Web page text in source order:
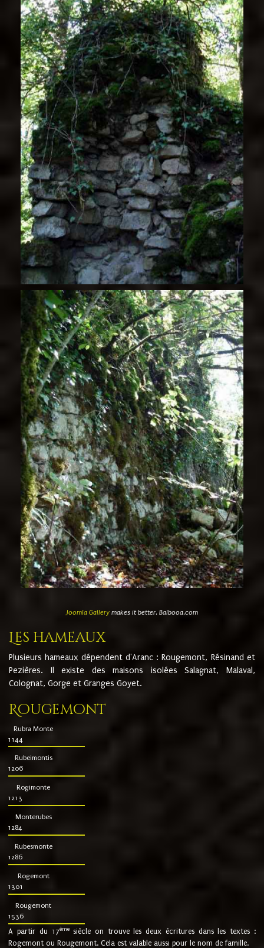
Joomla Gallerymakes it better. Balbooa.com
Les hameaux
Plusieurs hameaux dépendent d'Aranc : Rougemont, Résinand et
Pezières. Il existe des maisons isolées Salagnat, Malaval,
Colognat, Gorge et Granges Goyet.
Rougemont
Rubra Monte
1144
Rubeimontis
1206
Rogimonte
1213
Monterubes
1284
Rubesmonte
1286
Rogemont
1301
Rougemont
1536
A partir du 17ème siècle on trouve les deux écritures dans les textes :
Rogemont ou Rougemont. Cela est valable aussi pour le nom de famille.